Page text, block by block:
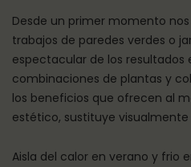
Desde un primer momento
trabajos de paredes verdes o
espectacular de los resultados
combinaciones de plantas y
los beneficios que ofrecen al
estético, sustituye
Aisla del calor en verano y frio